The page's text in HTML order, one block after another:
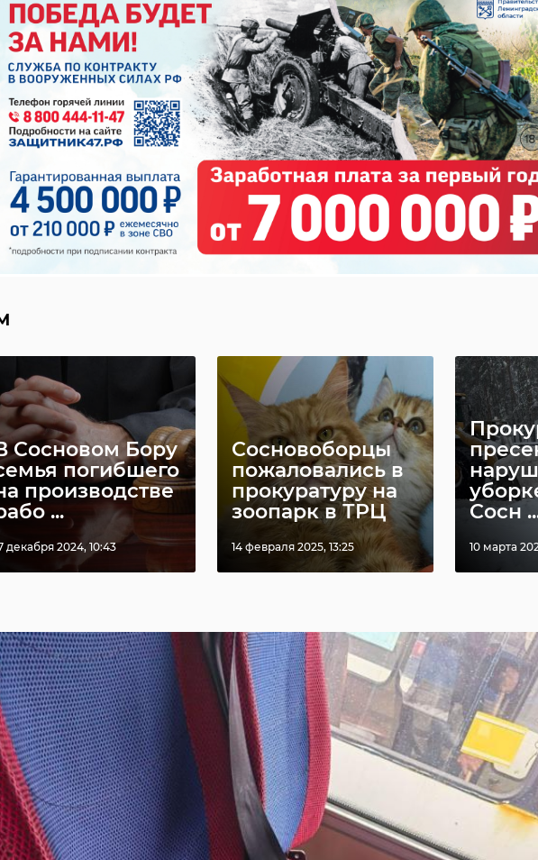
Сосновом Бору
погибшего
производстве
...
декабря 2024, 10:43
Сосновоборцы
пожаловались в
прокуратуру на
зоопарк в ТРЦ
14 февраля 2025, 13:25
Сосн
10 марта
единая россия сергей перминов ПолитСтарт
Дрозденко:
помогает
августа 2025, 13:46
Сергей Перминов
поучаствовал в
Конференции
19 августа 2025, 17:34 25 августа